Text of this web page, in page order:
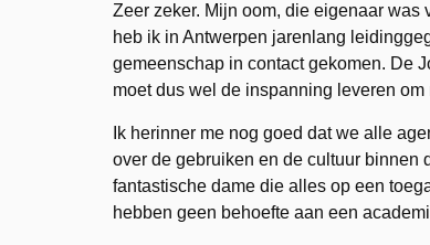
Zeer zeker. Mijn oom, die eigenaar was
heb ik in Antwerpen jarenlang
gemeenschap in contact gekomen. De
moet dus wel de inspanning leveren
Ik herinner me nog goed dat we alle
over de gebruiken en de cultuur binnen
fantastische dame die alles op een
hebben geen behoefte aan een